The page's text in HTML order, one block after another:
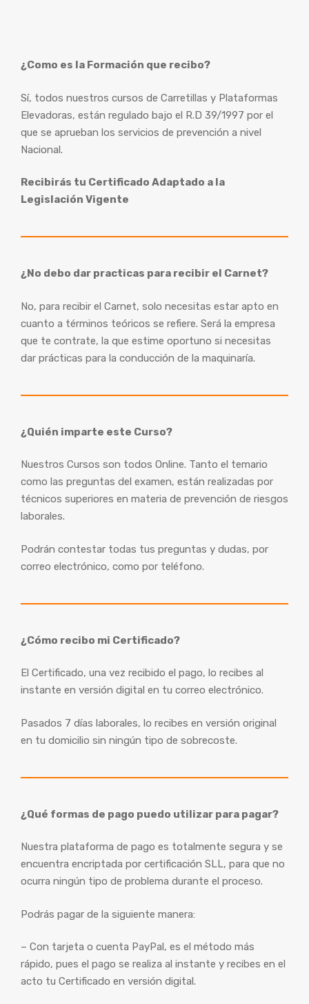
¿Como es la Formación que recibo?
Sí, todos nuestros cursos de Carretillas y Plataformas
Elevadoras, están regulado bajo el R.D 39/1997 por el
que se aprueban los servicios de prevención a nivel
Nacional.
Recibirás tu Certificado Adaptado a la
Legislación Vigente
¿No debo dar practicas para recibir el Carnet?
No, para recibir el Carnet, solo necesitas estar apto en
cuanto a términos teóricos se refiere. Será la empresa
que te contrate, la que estime oportuno si necesitas
dar prácticas para la conducción de la maquinaría.
¿Quién imparte este Curso?
Nuestros Cursos son todos Online. Tanto el temario
como las preguntas del examen, están realizadas por
técnicos superiores en materia de prevención de riesgos
laborales.
Podrán contestar todas tus preguntas y dudas, por
correo electrónico, como por teléfono.
¿Cómo recibo mi Certificado?
El Certificado, una vez recibido el pago, lo recibes al
instante en versión digital en tu correo electrónico.
Pasados 7 días laborales, lo recibes en versión original
en tu domicilio sin ningún tipo de sobrecoste.
¿Qué formas de pago puedo utilizar para pagar?
Nuestra plataforma de pago es totalmente segura y se
encuentra encriptada por certificación SLL, para que no
ocurra ningún tipo de problema durante el proceso.
Podrás pagar de la siguiente manera:
– Con tarjeta o cuenta PayPal, es el método más
rápido, pues el pago se realiza al instante y recibes en el
acto tu Certificado en versión digital.